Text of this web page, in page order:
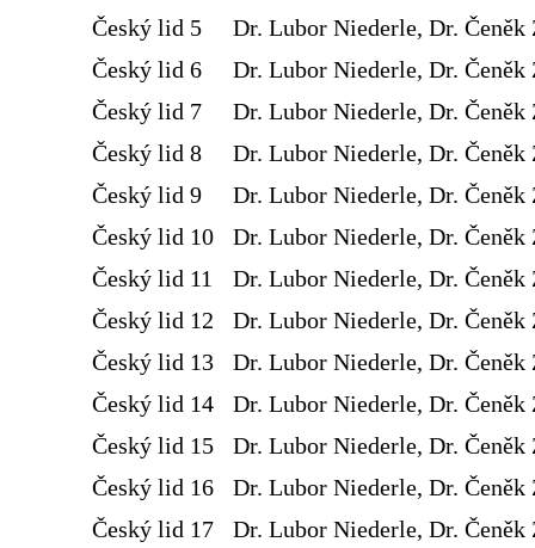
Český lid 5
Dr. Lubor Niederle, Dr. Čeněk
Český lid 6
Dr. Lubor Niederle, Dr. Čeněk
Český lid 7
Dr. Lubor Niederle, Dr. Čeněk
Český lid 8
Dr. Lubor Niederle, Dr. Čeněk
Český lid 9
Dr. Lubor Niederle, Dr. Čeněk
Český lid 10
Dr. Lubor Niederle, Dr. Čeněk
Český lid 11
Dr. Lubor Niederle, Dr. Čeněk
Český lid 12
Dr. Lubor Niederle, Dr. Čeněk
Český lid 13
Dr. Lubor Niederle, Dr. Čeněk
Český lid 14
Dr. Lubor Niederle, Dr. Čeněk
Český lid 15
Dr. Lubor Niederle, Dr. Čeněk
Český lid 16
Dr. Lubor Niederle, Dr. Čeněk
Český lid 17
Dr. Lubor Niederle, Dr. Čeněk